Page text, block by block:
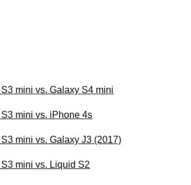
mini vs. Galaxy S4 mini
mini vs. iPhone 4s
mini vs. Galaxy J3 (2017)
mini vs. Liquid S2